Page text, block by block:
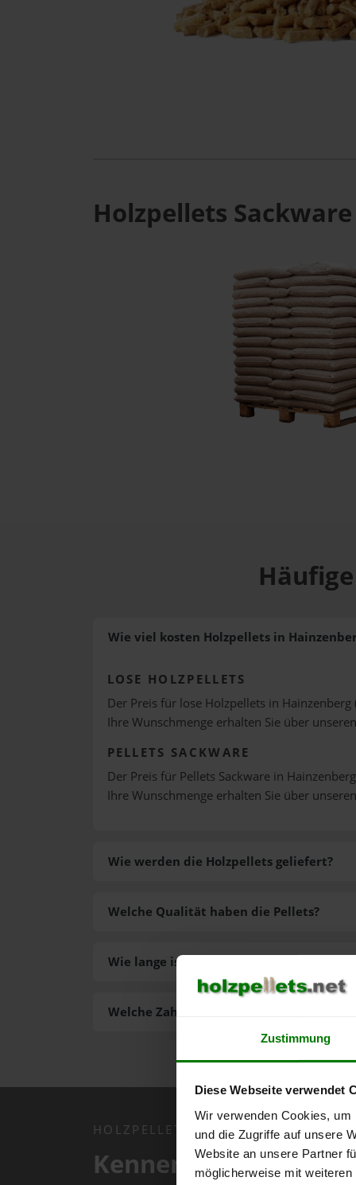
Zustimmung
Diese Webseite verwendet
Wir verwenden Cookies,
und die Zugriffe auf unsere
Website an unsere Partner
möglicherweise mit
Holzpellets
Wie viel kosten Holzpellets in
LOSE HOLZPELLETS
Der Preis für lose Holzpellets in
Ihre Wunschmenge erhalten Sie über unseren
PELLETS SACKWARE
Der Preis für Pellets Sackware in
Ihre Wunschmenge erhalten Sie über unseren
Wie werden die Holzpellets geliefert?
Welche Zahlungsarten gibt es?
Welche Qualität haben die Pellets?
Wie lange ist die Lieferzeit der Pellets?
HOLZPELLETS.NET APP
Kennen Sie schon